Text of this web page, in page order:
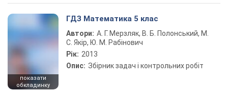
показати
обкладинку
ГДЗ Математика 5 клас
Автори: А. Г. Мерзляк, В. Б. Полонський, М.
С. Якір, Ю. М. Рабінович
Рік: 2013
Опис: Збірник задач і контрольних робіт